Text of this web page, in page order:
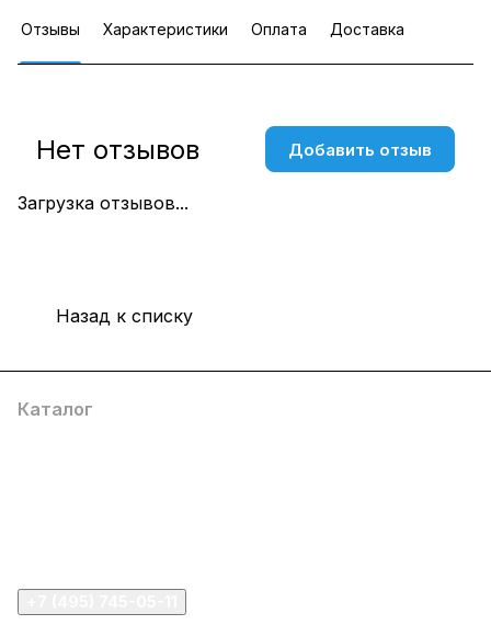
Отзывы Характеристики Оплата Доставка
Загрузка отзывов...
Нет отзывов Добавить отзыв
Назад к списку
Каталог